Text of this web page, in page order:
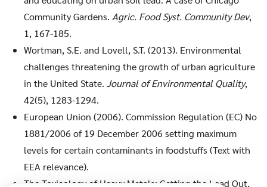
Community Gardens. Agric. Food Syst. Community Dev,
1, 167-185.
Wortman, S.E. and Lovell, S.T. (2013). Environmental
challenges threatening the growth of urban agriculture
in the United State. Journal of Environmental Quality,
42(5), 1283-1294.
European Union (2006). Commission Regulation (EC) No
1881/2006 of 19 December 2006 setting maximum
levels for certain contaminants in foodstuffs (Text with
EEA relevance).
The Toxicology of Heavy Metals: Getting the Lead Out,